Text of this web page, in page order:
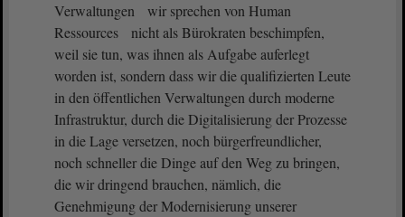
Verwaltungen wir sprechen von Human
Ressources nicht als Bürokraten beschimpfen,
weil sie tun, was ihnen als Aufgabe auferlegt
worden ist, sondern dass wir die qualifizierten Leute
in den öffentlichen Verwaltungen durch moderne
Infrastruktur, durch die Digitalisierung der Prozesse
in die Lage versetzen, noch bürgerfreundlicher,
noch schneller die Dinge auf den Weg zu bringen,
die wir dringend brauchen, nämlich, die
Genehmigung der Modernisierung unserer